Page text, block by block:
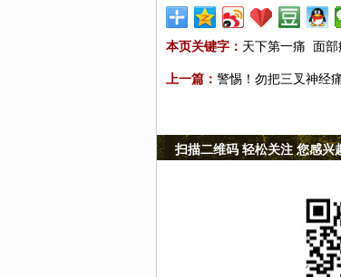
本页关键字： 天下第一痛 面部
上一篇： 警惕！勿把三叉神经
扫描二维码 轻松关注 您感兴